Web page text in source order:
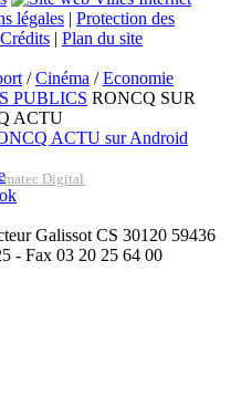
légales | Protection des
Crédits | Plan du site
/Cinéma /Economie
PUBLICS RONCQ SUR
ACTU
Digital
Galissot CS 30120 59436
- Fax 03 20 25 64 00